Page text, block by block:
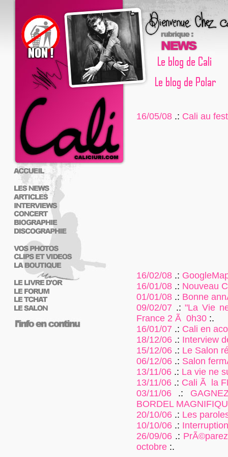
16/05/08 .: Cali au
16/02/08 .:
16/01/08 .: Nouveau
01/01/08 .: Bonne
09/02/07 .:"La Vie
France 2 Ã 0h30 :.
16/01/07 .: Cali en
18/12/06 .: Interview
15/12/06 .: Le Salon
06/12/06 .: Salon
13/11/06 .: La vie ne
13/11/06 .: Cali Ã la
03/11/06 .:
BORDEL
20/10/06 .: Les
10/10/06 .:
26/09/06 .:
octobre :.